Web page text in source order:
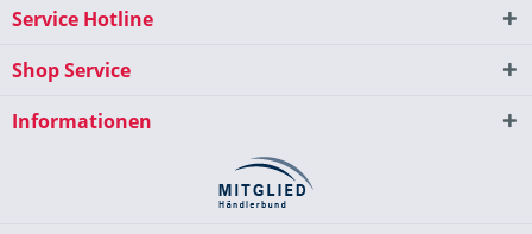
Service Hotline
Shop Service
Informationen